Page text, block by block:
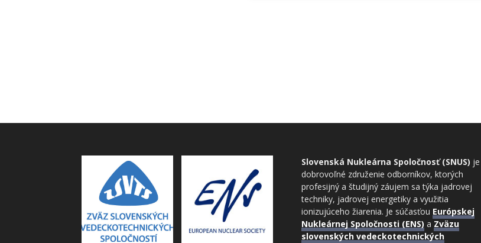
Slovenská Nukleárna Spoločnosť (SNUS) je
dobrovoľné združenie odborníkov, ktorých
profesijný a študijný záujem sa týka jadrovej
techniky, jadrovej energetiky a využitia
ionizujúceho žiarenia. Je súčasťou Európskej
Nukleárnej Spoločnosti (ENS) a Zväzu
slovenských vedeckotechnických